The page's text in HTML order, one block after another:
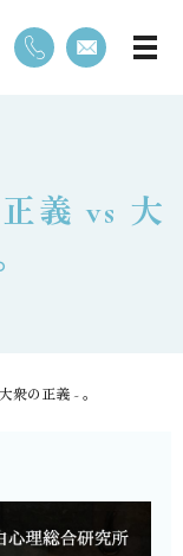
義 vs 大
衆の正義 ~ 。